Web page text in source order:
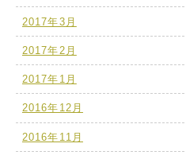
2017年3月
2017年2月
2017年1月
2016年12月
2016年11月